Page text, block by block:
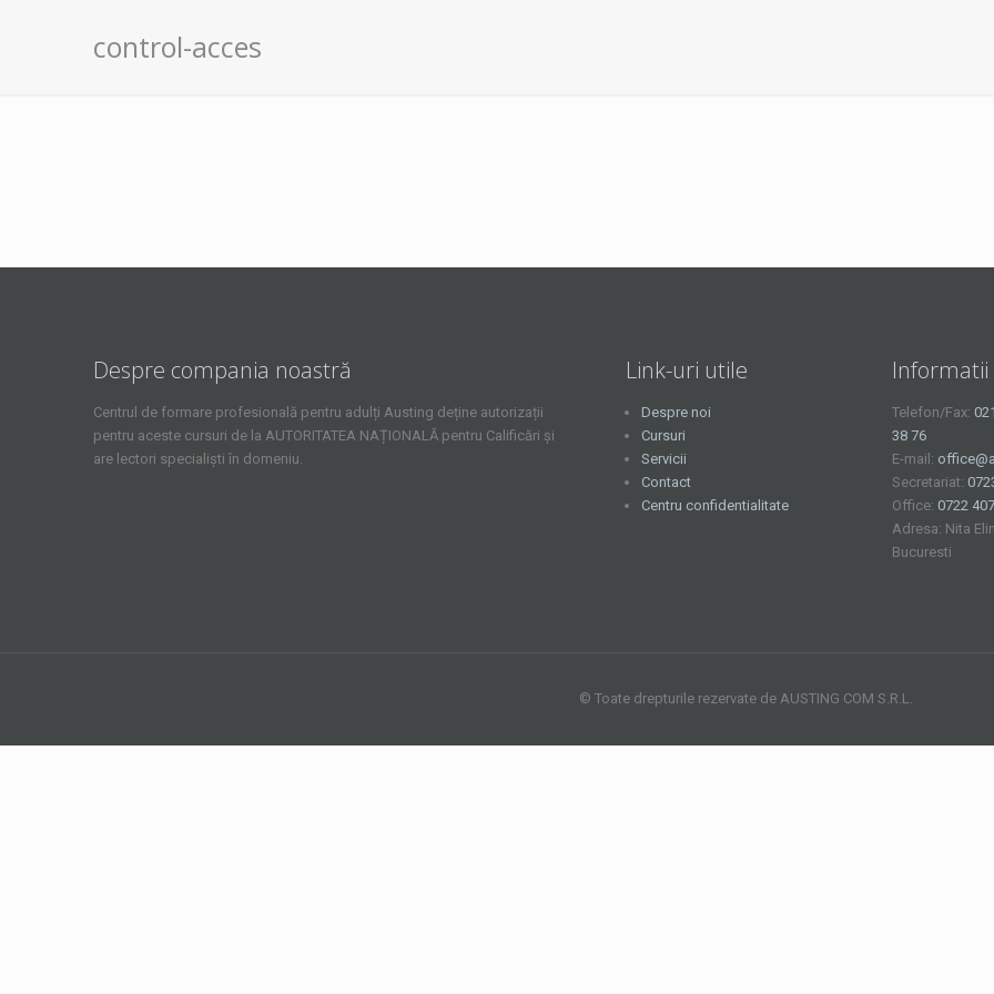
control-acces
Despre compania noastră
Centrul de formare profesională pentru adulți Austing deține autorizații
pentru aceste cursuri de la AUTORITATEA NAȚIONALĂ pentru Calificări și
are lectori specialiști în domeniu.
Link-uri utile
Despre noi
Cursuri
Servicii
Contact
Centru confidentialitate
Telefon/Fax:
38 76
E-mail:
Secretariat:
Office: 0722
Adresa: Nita
Bucuresti
© Toate drepturile rezervate de AUSTING COM S.R.L.